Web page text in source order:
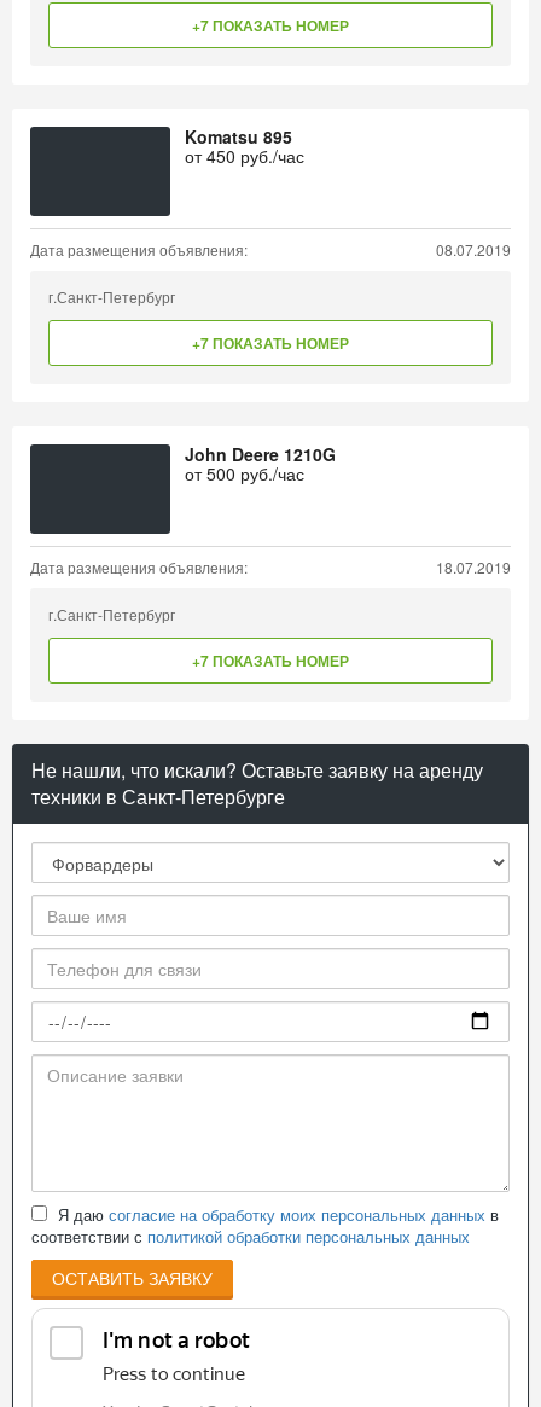
+7 ПОКАЗАТЬ НОМЕР
Komatsu 895
от450 руб./час
Дата размещения объявления: 08.07.2019
г.Санкт-Петербург
+7 ПОКАЗАТЬ НОМЕР
John Deere 1210G
от500 руб./час
Дата размещения объявления: 18.07.2019
г.Санкт-Петербург
+7 ПОКАЗАТЬ НОМЕР
Не нашли, что искали? Оставьте заявку на аренду
техники в Санкт-Петербурге
Я даю согласие на обработку моих персональных данных в
соответствии с политикой обработки персональных данных
ОСТАВИТЬ ЗАЯВКУ